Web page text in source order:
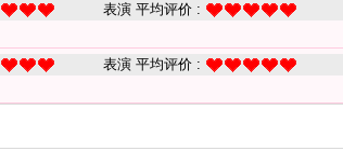
表演 平均评价 :
表演 平均评价 :